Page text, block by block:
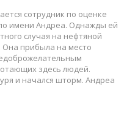
сотрудник по оценке
имени Андреа. Однажды ей
случая на нефтяной
прибыла на место
здесь людей.
и начался шторм. Андреа
что это
настоящее убийство. И
заезжего киллера не